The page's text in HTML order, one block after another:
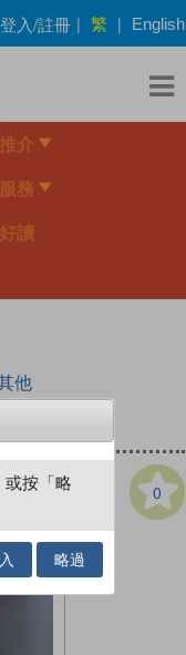
登入/註冊 | 繁 | English
介
務
讀
他
0
或按「略
略過